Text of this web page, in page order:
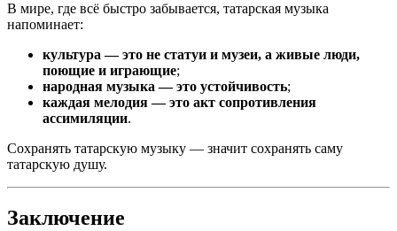
В мире, где всё быстро забывается, татарская музыка
напоминает:
культура — это не статуи и музеи, а живые люди,
поющие и играющие;
народная музыка — это устойчивость;
каждая мелодия — это акт сопротивления
ассимиляции.
Сохранять татарскую музыку — значит сохранять саму
татарскую душу.
Заключение